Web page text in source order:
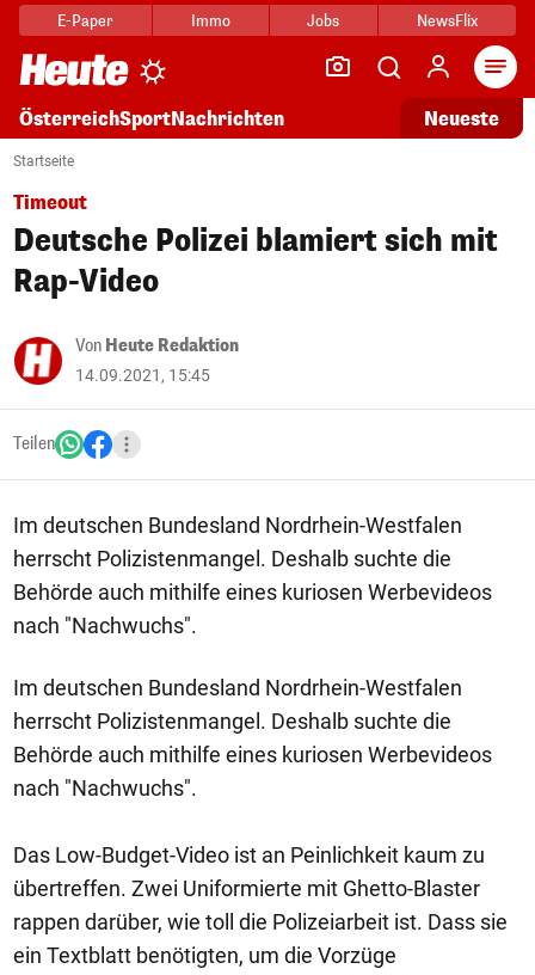
E-Paper Immo Jobs NewsFlix
ÖsterreichSportNachrichten Neueste
Startseite
Timeout
Deutsche Polizei blamiert sich mit
Rap-Video
Von Heute Redaktion
14.09.2021, 15:45
Teilen
Im deutschen Bundesland Nordrhein-Westfalen
herrscht Polizistenmangel. Deshalb suchte die
Behörde auch mithilfe eines kuriosen Werbevideos
nach "Nachwuchs".
Im deutschen Bundesland Nordrhein-Westfalen
herrscht Polizistenmangel. Deshalb suchte die
Behörde auch mithilfe eines kuriosen Werbevideos
nach "Nachwuchs".
Das Low-Budget-Video ist an Peinlichkeit kaum zu
übertreffen. Zwei Uniformierte mit Ghetto-Blaster
rappen darüber, wie toll die Polizeiarbeit ist. Dass sie
ein Textblatt benötigten, um die Vorzüge